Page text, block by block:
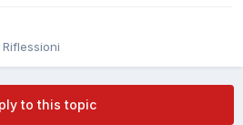
to this topic